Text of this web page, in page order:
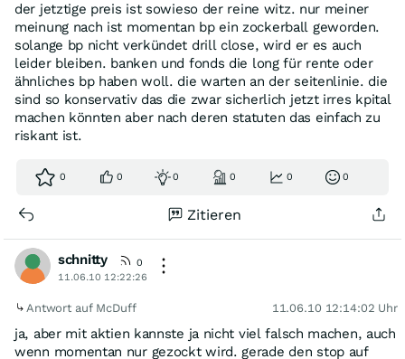
der jetztige preis ist sowieso der reine witz. nur meiner
meinung nach ist momentan bp ein zockerball geworden.
solange bp nicht verkündet drill close, wird er es auch
leider bleiben. banken und fonds die long für rente oder
ähnliches bp haben woll. die warten an der seitenlinie. die
sind so konservativ das die zwar sicherlich jetzt irres kpital
machen könnten aber nach deren statuten das einfach zu
riskant ist.
0 0 0 0 0 0
Zitieren
schnitty
0
11.06.10 12:22:26
Antwort auf McDuff 11.06.10 12:14:02 Uhr
ja, aber mit aktien kannste ja nicht viel falsch machen, auch
wenn momentan nur gezockt wird. gerade den stop auf